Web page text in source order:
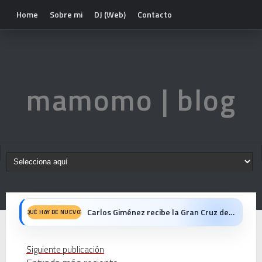
Home Sobre mi DJ (Web) Contacto
mamomo | blog
QUÉ HAY DE NUEVO? Carlos Giménez recibe la Gran Cruz de Alfonso X el Sabio: homenaje al maestro de la historieta española
Siguiente publicación